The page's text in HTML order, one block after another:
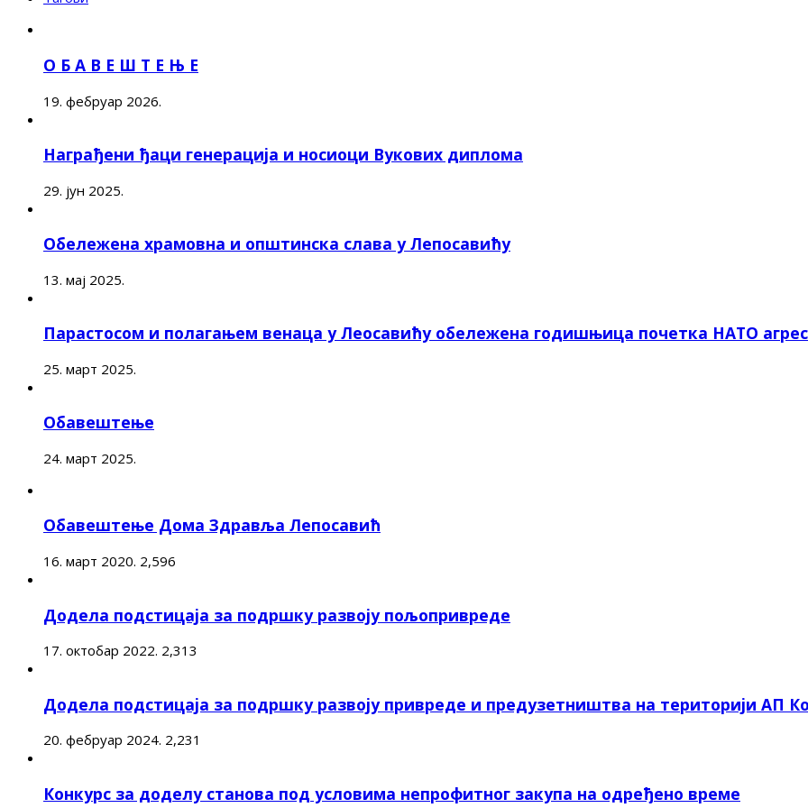
О Б А В Е Ш Т Е Њ Е
19. фебруар 2026.
Награђени ђаци генерација и носиоци Вукових диплома
29. јун 2025.
Обележена храмовна и општинска слава у Лепосавићу
13. мај 2025.
Парастосом и полагањем венаца у Леосавићу обележена годишњица почетка НАТО
25. март 2025.
Обавештење
24. март 2025.
Обавештење Дома Здравља Лепосавић
16. март 2020. 2,596
Додела подстицаја за подршку развоју пољопривреде
17. октобар 2022. 2,313
Додела подстицаја за подршку развоју привреде и предузетништва на територији АП
20. фебруар 2024. 2,231
Конкурс за доделу станова под условима непрофитног закупа на одређено време